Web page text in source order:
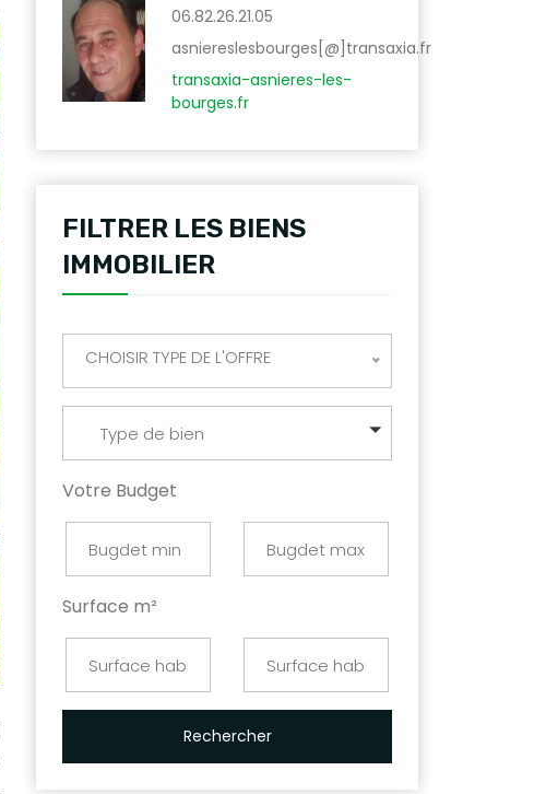
06.82.26.21.05
asniereslesbourges[@]transaxia.fr
transaxia-asnieres-les-
bourges.fr
FILTRER LES BIENS
IMMOBILIER
CHOISIR TYPE DE L'OFFRE
Type de bien
Votre Budget
Surface m²
Rechercher